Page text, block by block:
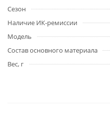
Сезон
Наличие ИК-ремиссии
Модель
Состав основного материала
Вес, г